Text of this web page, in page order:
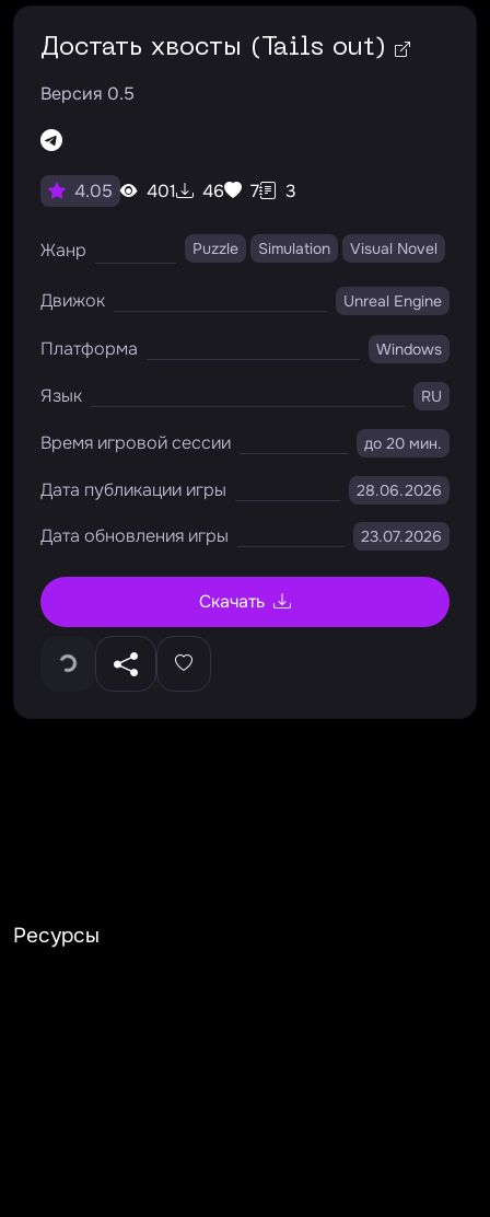
Достать хвосты (Tails out)
Версия 0.5
4.05 401 46 7 3
Жанр Puzzle Simulation Visual Novel
Движок Unreal Engine
Платформа Windows
Язык RU
Время игровой сессии до 20 мин.
Дата публикации игры 28.06.2026
Дата обновления игры 23.07.2026
Скачать
Ресурсы